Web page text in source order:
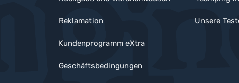
Reklamation
Kundenprogramm eXtra
Geschäftsbedingungen
Unsere